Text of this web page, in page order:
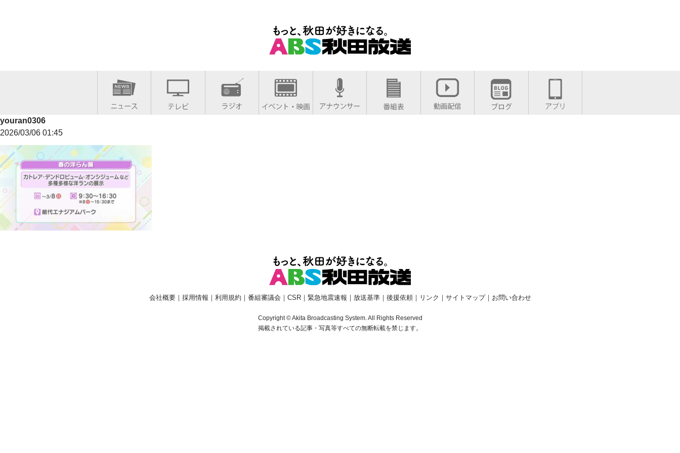
youran0306
2026/03/06 01:45
会社概要｜ 採用情報 ｜ 利用規約 ｜ 番組審議会 ｜ CSR｜ 緊急地震速報 ｜ 放送基準｜ 後援依頼｜ リンク ｜ サイトマップ｜ お問い合わせ
Copyright © Akita Broadcasting System. All Rights Reserved
掲載されている記事・写真等すべての無断転載を禁じます。